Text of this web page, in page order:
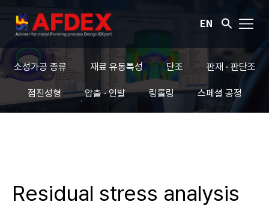
EN
소성가공 종류 재료 유동특성 단조 판재 · 판단조
점진성형 압출 · 인발 링롤링 스페셜 공정
Residual stress analysis